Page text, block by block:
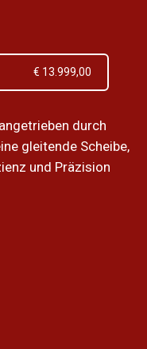
€ 13.999,00
durch
gleitende Scheibe,
und Präzision